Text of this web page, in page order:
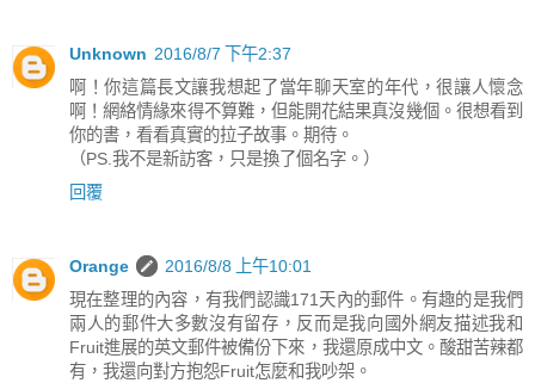
Unknown 2016/8/7 下午2:37
啊！你這篇長文讓我想起了當年聊天室的年代，很讓人懷念
啊！網絡情緣來得不算難，但能開花結果真沒幾個。很想看到
你的書，看看真實的拉子故事。期待。
（PS.我不是新訪客，只是換了個名字。）
回覆
Orange
2016/8/8 上午10:01
現在整理的內容，有我們認識171天內的郵件。有趣的是我們
兩人的郵件大多數沒有留存，反而是我向國外網友描述我和
Fruit進展的英文郵件被備份下來，我還原成中文。酸甜苦辣都
有，我還向對方抱怨Fruit怎麼和我吵架。